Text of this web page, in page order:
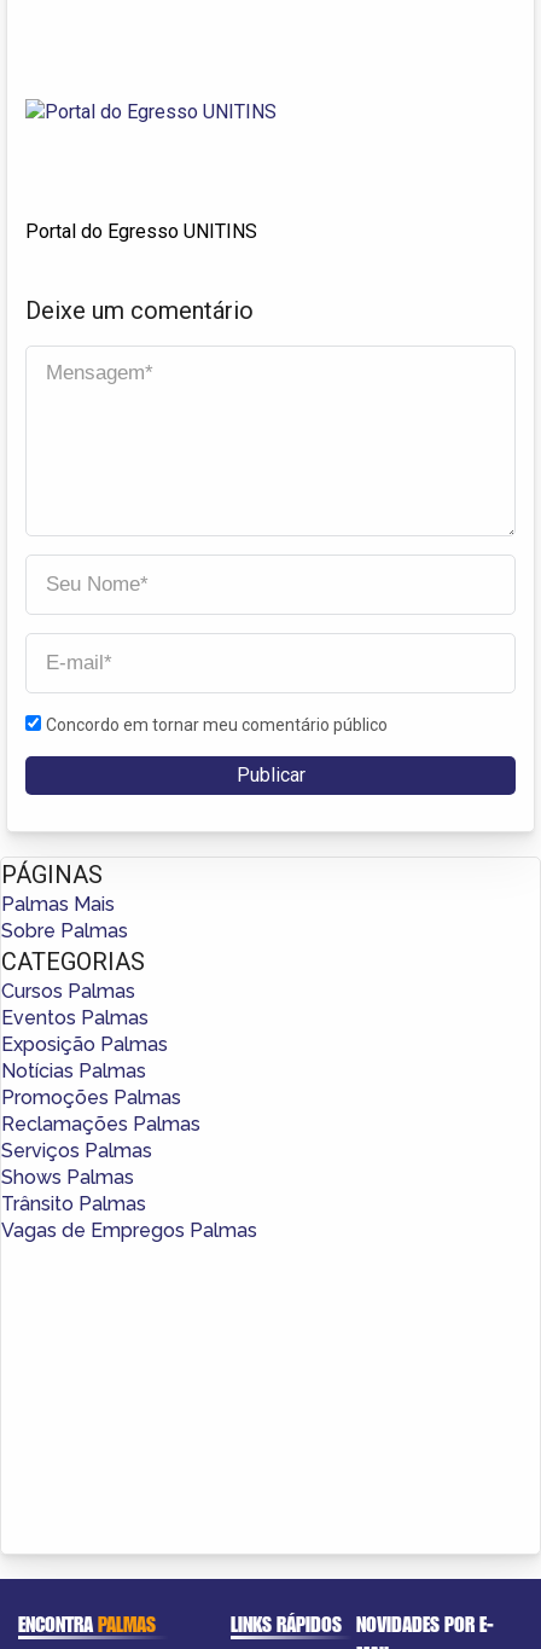
Portal do Egresso UNITINS
Deixe um comentário
Concordo em tornar meu comentário público
PÁGINAS
Palmas Mais
Sobre Palmas
CATEGORIAS
Cursos Palmas
Eventos Palmas
Exposição Palmas
Notícias Palmas
Promoções Palmas
Reclamações Palmas
Serviços Palmas
Shows Palmas
Trânsito Palmas
Vagas de Empregos Palmas
ENCONTRAPALMAS LINKS RÁPIDOS NOVIDADES POR E-